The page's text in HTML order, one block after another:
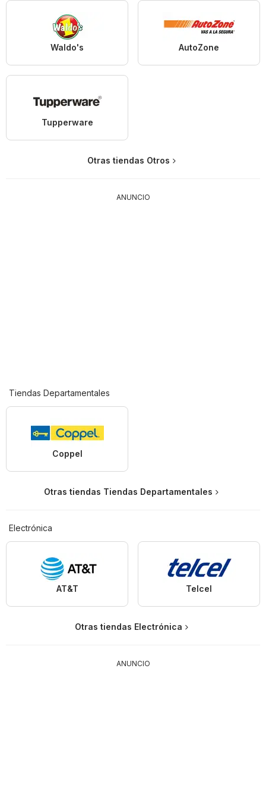
Waldo's AutoZone
Tupperware
Otras tiendas Otros
ANUNCIO
Tiendas Departamentales
Coppel
Otras tiendas Tiendas Departamentales
Electrónica
AT&T Telcel
Otras tiendas Electrónica
ANUNCIO